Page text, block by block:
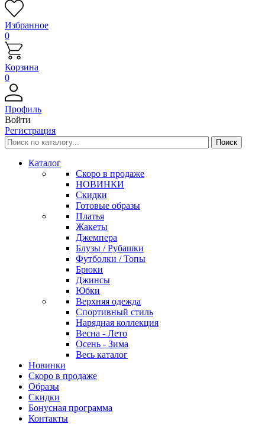
Избранное
0
Корзина
0
Профиль
Войти
Регистрация
Каталог
Скоро в продаже
НОВИНКИ
Скидки
Готовые образы
Платья
Жакеты
Джемпера
Блузы / Рубашки
Футболки / Топы
Брюки
Джинсы
Юбки
Верхняя одежда
Спортивный стиль
Нарядная коллекция
Весна - Лето
Осень - Зима
Весь каталог
Новинки
Скоро в продаже
Образы
Скидки
Бонусная программа
Контакты